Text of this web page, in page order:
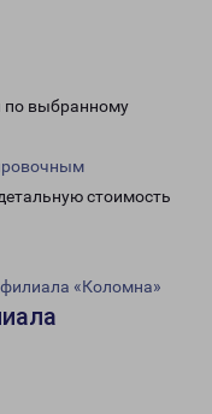
по выбранному
стоимость
«Коломна»